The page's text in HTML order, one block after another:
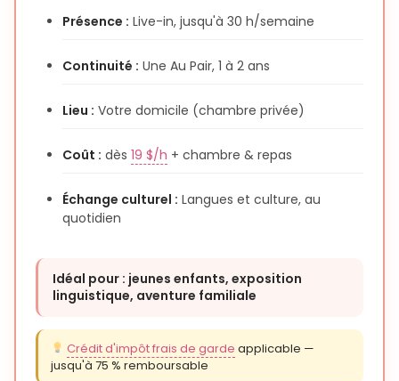
Présence : Live-in, jusqu'à 30 h/semaine
Continuité : Une Au Pair, 1 à 2 ans
Lieu : Votre domicile (chambre privée)
Coût : dès 19 $/h + chambre & repas
Échange culturel : Langues et culture, au
quotidien
Idéal pour : jeunes enfants, exposition
linguistique, aventure familiale
Crédit d'impôt frais de garde applicable —
jusqu'à 75 % remboursable